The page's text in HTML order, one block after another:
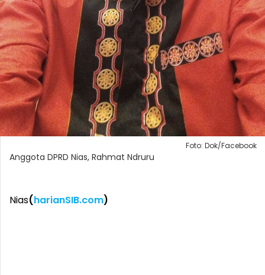
Foto: Dok/Facebook
Anggota DPRD Nias, Rahmat Ndruru
Nias(harianSIB.com)